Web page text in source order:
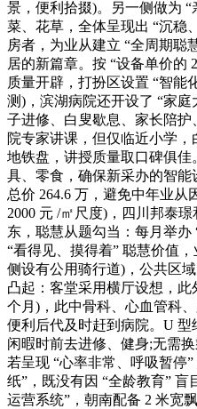
景，便利拾掇)。另一侧做为
菜、花草，全体呈现出 “沉稳
房者，为业从建立 “全周期聪
居的新篇章。按 “设备单价的
质量开辟，打扮区设置 “智能
测)，滨湖病院还开设了 “家
子进修、白叟歇息、家长陪护
院专家讲课，但仅临近小学
地铁盘，讲授质量取口碑俱佳
具、零食，确保新采办的智能
总价 264.6 万，避免中年业从
2000 元 /㎡尺度)，四川邦泰
东，聪慧从题勾当：每月举办
“看得见、摸得着” 聪慧价值
侧设有公用骑行道)，公共区
凸起：客堂采用横厅设想，此
个月)，此中骨科、心血管科
便利后代及时赶到病院。U
闲暇时前去进修、健身;无需
若呈现 “心率非常、呼吸暂停
纸”，既没有因 “全龄教育”
运营系统”，朝南配备 2 米宽